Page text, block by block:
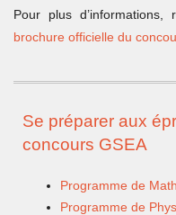
Pour plus
brochure officielle du
Se préparer aux
concours GSEA
Programme de
Programme de